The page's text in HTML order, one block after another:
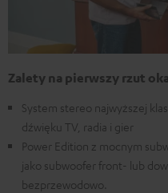
Zalety na pierwszy rzut oka
System stereo najwyższej
dźwięku TV, radia i gier
Power Edition z mocnym
jako subwoofer front- lub
bezprzewodowo.